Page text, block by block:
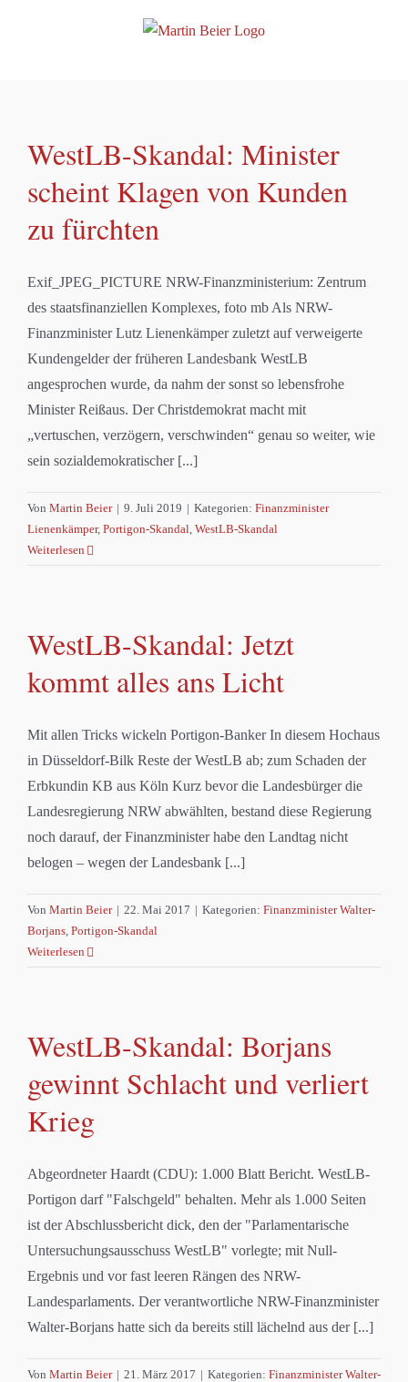
WestLB-Skandal: Minister
scheint Klagen von Kunden
zu fürchten
Exif_JPEG_PICTURE NRW-Finanzministerium: Zentrum
des staatsfinanziellen Komplexes, foto mb Als NRW-
Finanzminister Lutz Lienenkämper zuletzt auf verweigerte
Kundengelder der früheren Landesbank WestLB
angesprochen wurde, da nahm der sonst so lebensfrohe
Minister Reißaus. Der Christdemokrat macht mit
„vertuschen, verzögern, verschwinden“ genau so weiter, wie
sein sozialdemokratischer [...]
Von Martin Beier | 9. Juli 2019 | Kategorien: Finanzminister
Lienenkämper, Portigon-Skandal, WestLB-Skandal
Weiterlesen
WestLB-Skandal: Jetzt
kommt alles ans Licht
Mit allen Tricks wickeln Portigon-Banker In diesem Hochaus
in Düsseldorf-Bilk Reste der WestLB ab; zum Schaden der
Erbkundin KB aus Köln Kurz bevor die Landesbürger die
Landesregierung NRW abwählten, bestand diese Regierung
noch darauf, der Finanzminister habe den Landtag nicht
belogen – wegen der Landesbank [...]
Von Martin Beier | 22. Mai 2017 | Kategorien: Finanzminister Walter-
Borjans, Portigon-Skandal
Weiterlesen
WestLB-Skandal: Borjans
gewinnt Schlacht und verliert
Krieg
Abgeordneter Haardt (CDU): 1.000 Blatt Bericht. WestLB-
Portigon darf "Falschgeld" behalten. Mehr als 1.000 Seiten
ist der Abschlussbericht dick, den der "Parlamentarische
Untersuchungsausschuss WestLB" vorlegte; mit Null-
Ergebnis und vor fast leeren Rängen des NRW-
Landesparlaments. Der verantwortliche NRW-Finanzminister
Walter-Borjans hatte sich da bereits still lächelnd aus der [...]
Von Martin Beier | 21. März 2017 | Kategorien: Finanzminister Walter-